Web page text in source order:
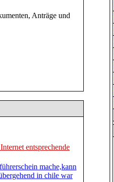
Anträge und
entsprechende
mache,kann
in chile war